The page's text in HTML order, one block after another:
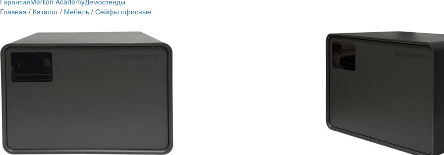
Главная / Каталог / Мебель / Сейфы офисные
Сейф
BK
взломостойкий
Купить в розницу citilink.ru